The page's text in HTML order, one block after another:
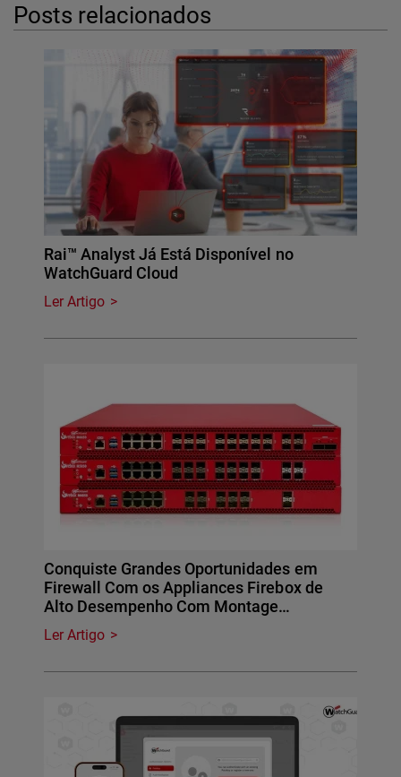
Posts relacionados
Rai™ Analyst Já Está Disponível no
WatchGuard Cloud
Ler Artigo
Conquiste Grandes Oportunidades em
Firewall Com os Appliances Firebox de
Alto Desempenho Com Montage…
Ler Artigo